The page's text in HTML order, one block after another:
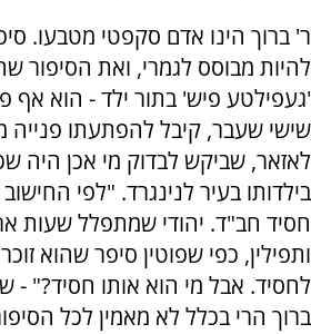
ר' ברוך הינו אדם סקפטי מטבעו.
להיות מבוסס לגמרי, ואת הסיפור
'געפילטע פיש' בתור ילד - הוא אף
שישי שעבר, קיבל להפתעתו
לאזאר, שביקש לבדוק מי אכן היה
בילדותו בעיר לנינגרד. "לפי
חסיד חב"ד. יהודי שמתפלל שעות
ותפילין, כפי שפוטין סיפר שהוא
לחסיד. אבל מי הוא אותו חסיד?" -
ברוך הרי בכלל לא מאמין לכל